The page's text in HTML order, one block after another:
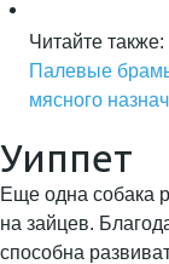
Читайте также:
Палевые
мясного
Уиппет
Еще одна собака
на зайцев.
способна